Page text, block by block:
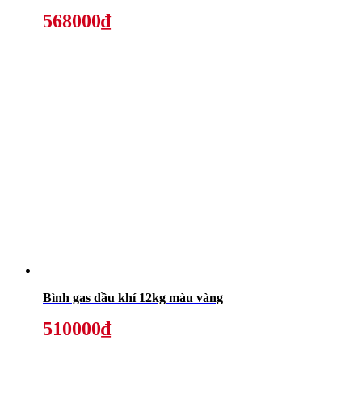
568000₫
Bình gas dầu khí 12kg màu vàng
510000₫